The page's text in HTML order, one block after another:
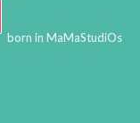
born in MaMaStudiOs